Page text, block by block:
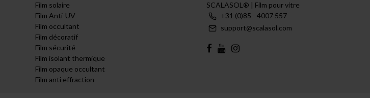
Film solaire
Film Anti-UV
Film occultant
Film décoratif
Film sécurité
Film isolant thermique
Film opaque occultant
Film anti effraction
SCALASOL® | Film pour vitre
+31 (0)85 - 4007 557
support@scalasol.com